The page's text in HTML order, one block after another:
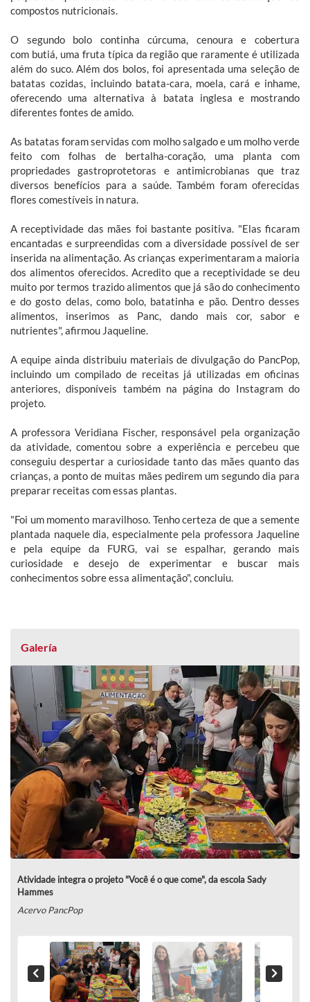
compostos nutricionais.
O segundo bolo continha cúrcuma, cenoura e cobertura
com butiá, uma fruta típica da região que raramente é utilizada
além do suco. Além dos bolos, foi apresentada uma seleção de
batatas cozidas, incluindo batata-cara, moela, cará e inhame,
oferecendo uma alternativa à batata inglesa e mostrando
diferentes fontes de amido.
As batatas foram servidas com molho salgado e um molho verde
feito com folhas de bertalha-coração, uma planta com
propriedades gastroprotetoras e antimicrobianas que traz
diversos benefícios para a saúde. Também foram oferecidas
flores comestíveis in natura.
A receptividade das mães foi bastante positiva. "Elas ficaram
encantadas e surpreendidas com a diversidade possível de ser
inserida na alimentação. As crianças experimentaram a maioria
dos alimentos oferecidos. Acredito que a receptividade se deu
muito por termos trazido alimentos que já são do conhecimento
e do gosto delas, como bolo, batatinha e pão. Dentro desses
alimentos, inserimos as Panc, dando mais cor, sabor e
nutrientes", afirmou Jaqueline.
A equipe ainda distribuiu materiais de divulgação do PancPop,
incluindo um compilado de receitas já utilizadas em oficinas
anteriores, disponíveis também na página do Instagram do
projeto.
A professora Veridiana Fischer, responsável pela organização
da atividade, comentou sobre a experiência e percebeu que
conseguiu despertar a curiosidade tanto das mães quanto das
crianças, a ponto de muitas mães pedirem um segundo dia para
preparar receitas com essas plantas.
"Foi um momento maravilhoso. Tenho certeza de que a semente
plantada naquele dia, especialmente pela professora Jaqueline
e pela equipe da FURG, vai se espalhar, gerando mais
curiosidade e desejo de experimentar e buscar mais
conhecimentos sobre essa alimentação", concluiu.
Galería
Atividade integra o projeto "Você é o que come", da escola Sady
Hammes
Acervo PancPop